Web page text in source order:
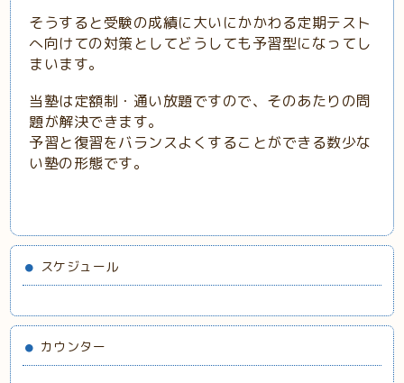
そうすると受験の成績に大いにかかわる定期テスト
へ向けての対策としてどうしても予習型になってし
まいます。
当塾は定額制・通い放題ですので、そのあたりの問
題が解決できます。
予習と復習をバランスよくすることができる数少な
い塾の形態です。
スケジュール
カウンター